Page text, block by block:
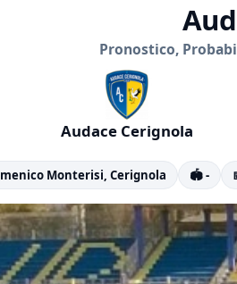
Pronostico,
Audace Cerignola
Monterisi, Cerignola 🏟️ -